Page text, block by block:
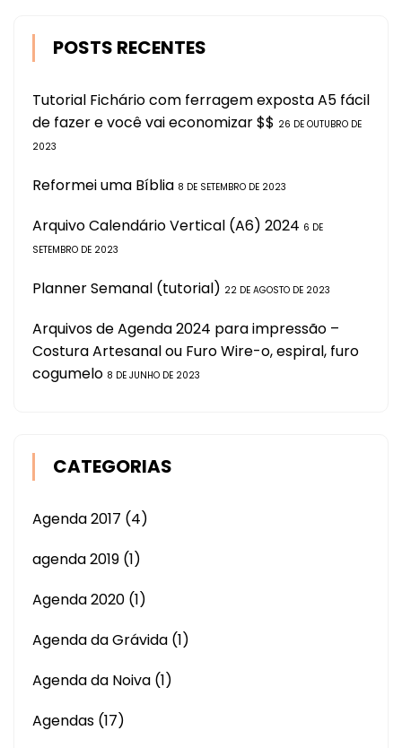
POSTS RECENTES
Tutorial Fichário com ferragem exposta A5 fácil
de fazer e você vai economizar $$ 26 DE OUTUBRO DE
2023
Reformei uma Bíblia 8 DE SETEMBRO DE 2023
Arquivo Calendário Vertical (A6) 2024 6 DE
SETEMBRO DE 2023
Planner Semanal (tutorial) 22 DE AGOSTO DE 2023
Arquivos de Agenda 2024 para impressão –
Costura Artesanal ou Furo Wire-o, espiral, furo
cogumelo 8 DE JUNHO DE 2023
CATEGORIAS
Agenda 2017 (4)
agenda 2019 (1)
Agenda 2020 (1)
Agenda da Grávida (1)
Agenda da Noiva (1)
Agendas (17)